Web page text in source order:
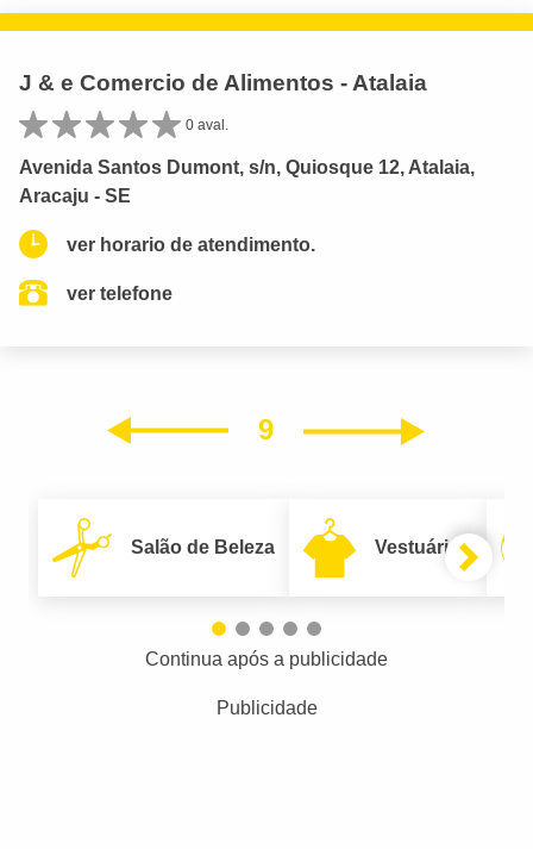
J & e Comercio de Alimentos - Atalaia
0 aval.
Avenida Santos Dumont, s/n, Quiosque 12, Atalaia,
Aracaju - SE
ver horario de atendimento.
ver telefone
9
Salão de Beleza Vestuário
Continua após a publicidade
Publicidade